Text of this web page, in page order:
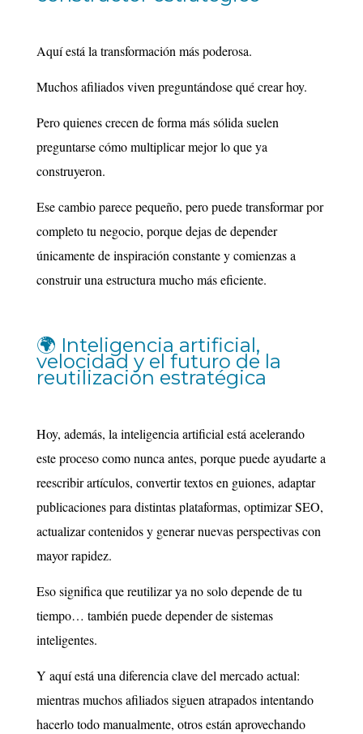
Aquí está la transformación más poderosa.
Muchos afiliados viven preguntándose qué crear hoy.
Pero quienes crecen de forma más sólida suelen
preguntarse cómo multiplicar mejor lo que ya
construyeron.
Ese cambio parece pequeño, pero puede transformar por
completo tu negocio, porque dejas de depender
únicamente de inspiración constante y comienzas a
construir una estructura mucho más eficiente.
🌍 Inteligencia artificial,
velocidad y el futuro de la
reutilización estratégica
Hoy, además, la inteligencia artificial está acelerando
este proceso como nunca antes, porque puede ayudarte a
reescribir artículos, convertir textos en guiones, adaptar
publicaciones para distintas plataformas, optimizar SEO,
actualizar contenidos y generar nuevas perspectivas con
mayor rapidez.
Eso significa que reutilizar ya no solo depende de tu
tiempo… también puede depender de sistemas
inteligentes.
Y aquí está una diferencia clave del mercado actual:
mientras muchos afiliados siguen atrapados intentando
hacerlo todo manualmente, otros están aprovechando